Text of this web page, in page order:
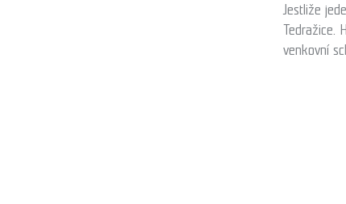
Jestliže
Tedražice.
venkovní